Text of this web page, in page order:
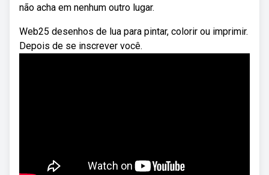
não acha em nenhum outro lugar.
Web25 desenhos de lua para pintar, colorir ou imprimir.
Depois de se inscrever você.